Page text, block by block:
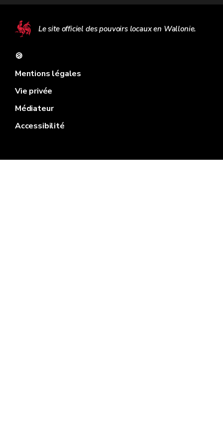
Le site officiel des pouvoirs locaux en Wallonie.
🍪
Mentions légales
Vie privée
Médiateur
Accessibilité